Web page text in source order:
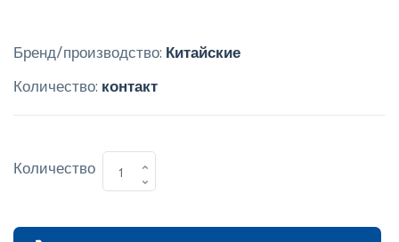
Бренд/производство: Китайские
Количество: контакт
Количество